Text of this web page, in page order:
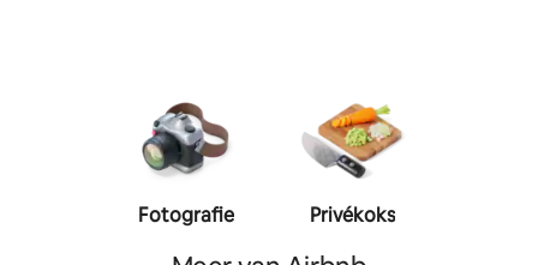
Fotografie Privékoks